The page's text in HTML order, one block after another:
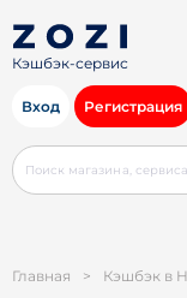
Кэшбэк-сервис
Вход Регистрация
Главная > Кэшбэк в